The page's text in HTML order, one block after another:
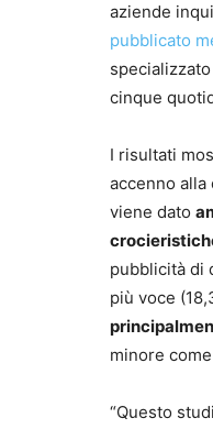
aziende
pubblicato
cinque
I risultati
accenno
viene dato
pubblicità di
più voce
minore
“Questo